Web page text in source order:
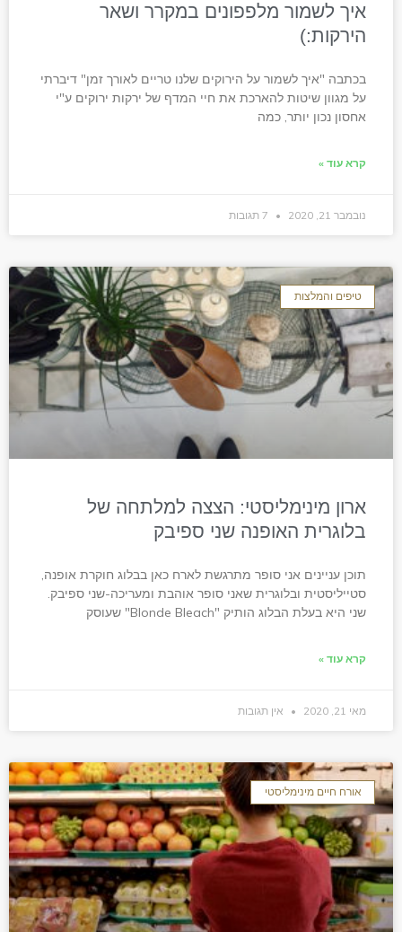
איך לשמור מלפפונים במקרר ושאר
הירקות:)
בכתבה "איך לשמור על הירוקים שלנו טריים לאורך זמן" דיברתי
על מגוון שיטות להארכת את חיי המדף של ירקות ירוקים ע"י
אחסון נכון יותר, כמה
קרא עוד »
נובמבר 21, 2020
טיפים והמלצות
ארון מינימליסטי: הצצה למלתחה של
בלוגרית האופנה שני ספיבק
תוכן עניינים אני סופר מתרגשת לארח כאן בבלוג חוקרת אופנה,
סטייליסטית ובלוגרית שאני סופר אוהבת ומעריכה-שני ספיבק.
שני היא בעלת הבלוג הותיק "Blonde Bleach" שעוסק
קרא עוד »
מאי 21, 2020 אין תגובות
אורח חיים מינימליסטי